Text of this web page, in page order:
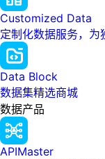
Customized Data
定制化数据服务，为
Data Block
数据集精选商城
数据产品
APIMaster